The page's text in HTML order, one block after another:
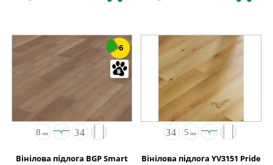
6
Вінілова підлога BGP Smart
Вінілова підлога YV3151 Pride